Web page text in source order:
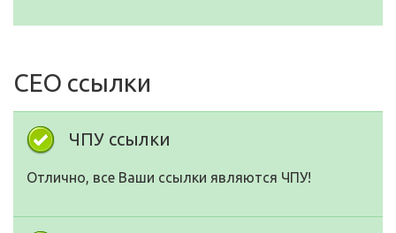
СЕО ссылки
ЧПУ ссылки
Отлично, все Ваши ссылки являются ЧПУ!